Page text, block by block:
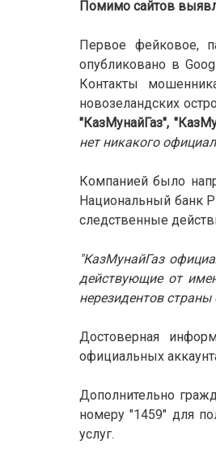
Помимо сайтов
Первое фейковое,
опубликовано в
Контакты
новозеландских
"КазМунайГаз",
нет никакого
Компанией было
Национальный банк
следственные
"КазМунайГаз
действующие от
нерезидентов
Достоверная
официальных
Дополнительно
номеру "1459" для
услуг.